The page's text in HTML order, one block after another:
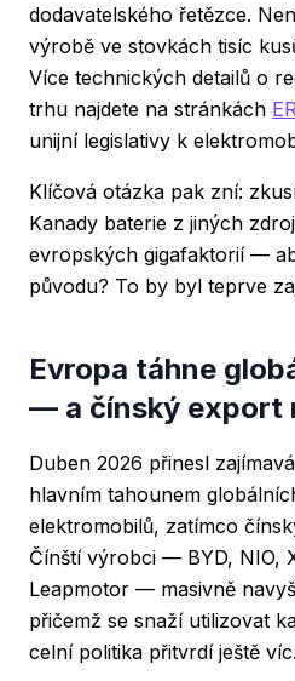
dodavatelského řetězce.
výrobě ve stovkách tisíc
Více technických detailů o
trhu najdete na stránkách
unijní legislativy k
Klíčová otázka pak zní:
Kanady baterie z jiných
evropských gigafaktorií —
původu? To by byl teprve
Evropa táhne
— a čínský export
Duben 2026 přinesl
hlavním tahounem
elektromobilů, zatímco
Čínští výrobci — BYD, NIO,
Leapmotor — masivně
přičemž se snaží utilizovat
celní politika přitvrdí ještě víc.